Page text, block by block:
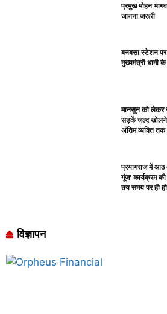
प्रमुख मोहन
जानना जरूरी
बनबसा स्टेशन
मुख्यमंत्री धामी
मानसून को लेकर
सड़कें जल्द खोलने,
अंतिम व्यक्ति तक
प्रयागराज में आठ
गूंज’ कार्यक्रम
तय समय पर ही
विज्ञापन